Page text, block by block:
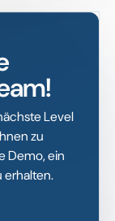
Level
zu
Demo, ein
erhalten.